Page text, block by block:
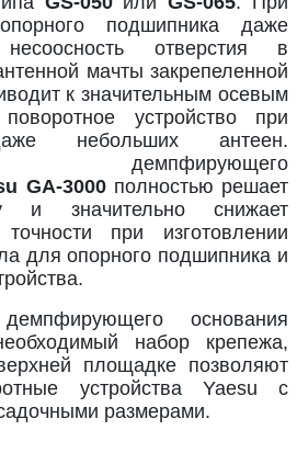
подшипника даже
отверстия в
мачты закрепеленной
к значительным осевым
устройство при
небольших антеен.
демпфирующего
GA-3000полностью решает
и значительно снижает
при изготовлении
для опорного подшипника и
основания
набор крепежа,
площадке позволяют
устройства Yaesu с
размерами.